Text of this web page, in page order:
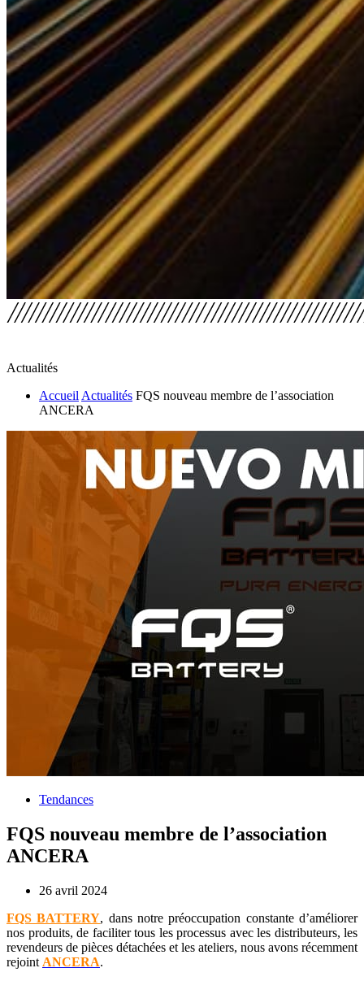
Actualités
Accueil Actualités FQS nouveau membre de l’association
ANCERA
Tendances
FQS nouveau membre de l’association
ANCERA
26 avril 2024
FQS BATTERY, dans notre préoccupation constante d’améliorer
nos produits, de faciliter tous les processus avec les distributeurs, les
revendeurs de pièces détachées et les ateliers, nous avons récemment
rejoint ANCERA.